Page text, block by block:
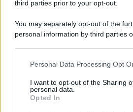
third parties prior to your opt-out.
You may separately opt-out of the
personal information by third parties
This information may also be
disclose it to other third parties.
Personal Data Processing Opt
I want to opt-out of the Sharing
personal data.
Opted In